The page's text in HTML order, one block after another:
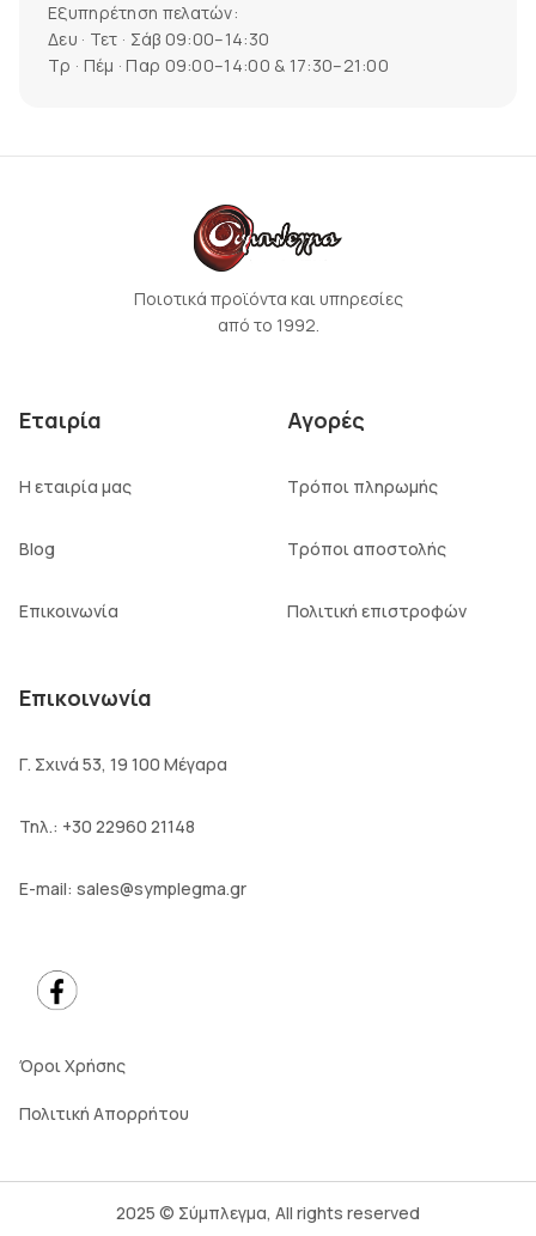
Εξυπηρέτηση πελατών:
Δευ · Τετ · Σάβ 09:00–14:30
Τρ · Πέμ · Παρ 09:00–14:00 & 17:30–21:00
Ποιοτικά προϊόντα και υπηρεσίες
από το 1992.
Εταιρία
Η εταιρία μας
Blog
Επικοινωνία
Αγορές
Τρόποι πληρωμής
Τρόποι αποστολής
Πολιτική επιστροφών
Επικοινωνία
Γ. Σχινά 53, 19 100 Μέγαρα
Τηλ.: +30 22960 21148
E-mail: sales@symplegma.gr
Όροι Χρήσης
Πολιτική Απορρήτου
2025 © Σύμπλεγμα, All rights reserved